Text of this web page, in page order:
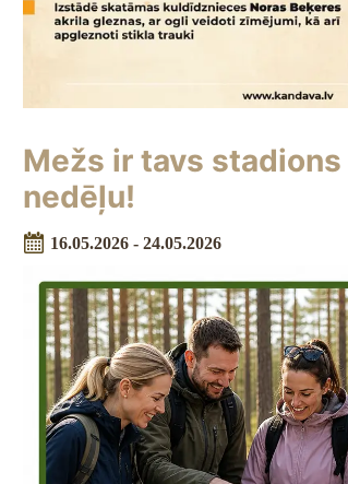
Mežs ir tavs
nedēļu!
16.05.2026 - 24.05.2026